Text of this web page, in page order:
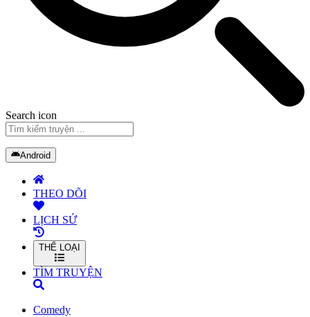
Search icon
Android
THEO DÕI
LỊCH SỬ
THỂ LOẠI
TÌM TRUYỆN
Comedy